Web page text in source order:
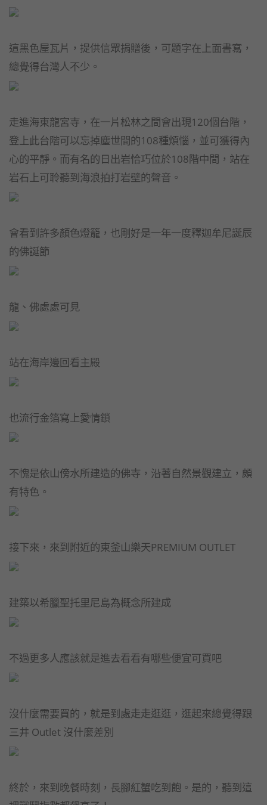
這黑色屋瓦片，提供信眾捐贈後，可題字在上面書寫，
總覺得台灣人不少。
走進海東龍宮寺，在一片松林之間會出現120個台階，
登上此台階可以忘掉塵世間的108種煩惱，並可獲得內
心的平靜。而有名的日出岩恰巧位於108階中間，站在
岩石上可聆聽到海浪拍打岩壁的聲音。
會看到許多顏色燈籠，也剛好是一年一度釋迦牟尼誕辰
的佛誕節
龍、佛處處可見
站在海岸邊回看主殿
也流行金箔寫上愛情鎖
不愧是依山傍水所建造的佛寺，沿著自然景觀建立，頗
有特色。
接下來，來到附近的東釜山樂天PREMIUM OUTLET
建築以希臘聖托里尼島為概念所建成
不過更多人應該就是進去看看有哪些便宜可買吧
沒什麼需要買的，就是到處走走逛逛，逛起來總覺得跟
三井 Outlet 沒什麼差別
終於，來到晚餐時刻，長腳紅蟹吃到飽。是的，聽到這